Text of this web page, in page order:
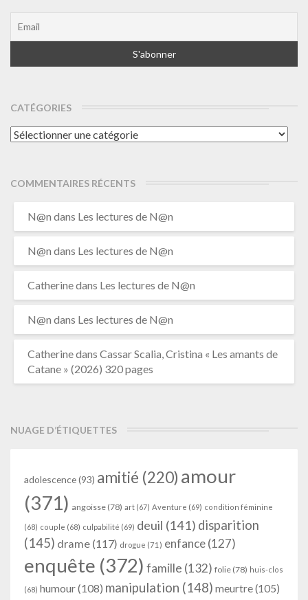
CATÉGORIES
Catégories
COMMENTAIRES RÉCENTS
N@n dans Les lectures de N@n
N@n dans Les lectures de N@n
Catherinedans Les lectures de N@n
N@n dans Les lectures de N@n
Catherinedans Cassar Scalia, Cristina « Les amants de
Catane » (2026) 320 pages
NUAGE D’ÉTIQUETTES
adolescence(93) amitié (220) amour
(371) angoisse (78) art (67) Aventure (69) condition féminine
(68) couple (68) culpabilité (69) deuil (141) disparition
(145) drame (117) drogue (71) enfance(127)
enquête (372) famille (132) folie (78) huis-clos
(68) humour(108) manipulation (148) meurtre(105)